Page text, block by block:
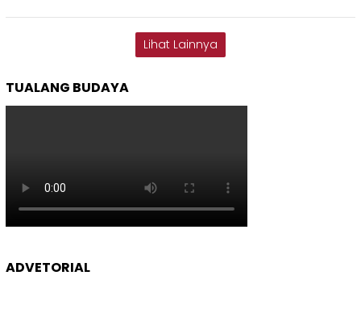
Lihat Lainnya
TUALANG BUDAYA
ADVETORIAL